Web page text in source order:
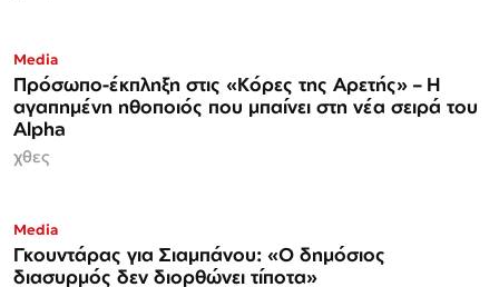
Media
Πρόσωπο-έκπληξη στις «Κόρες της Αρετής» – Η
αγαπημένη ηθοποιός που μπαίνει στη νέα σειρά του
Alpha
χθες
Media
Γκουντάρας για Σιαμπάνου: «Ο δημόσιος
διασυρμός δεν διορθώνει τίποτα»